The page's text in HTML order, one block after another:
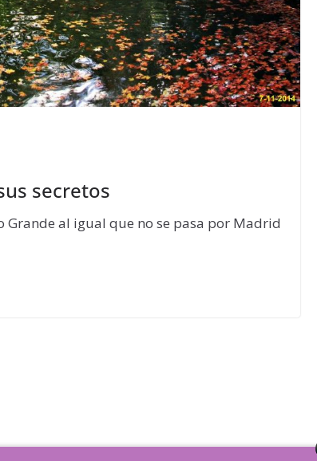
secretos
al igual que no se pasa por Madrid